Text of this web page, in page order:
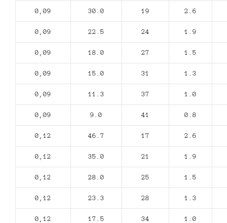
0,09 30.0 19 2.6
0,09 22.5 24 1.9
0,09 18.0 27 1.5
0,09 15.0 31 1.3
0,09 11.3 37 1.0
0,09 9.0 41 0.8
0,12 46.7 17 2.6
0,12 35.0 21 1.9
0,12 28.0 25 1.5
0,12 23.3 28 1.3
0,12 17.5 34 1.0